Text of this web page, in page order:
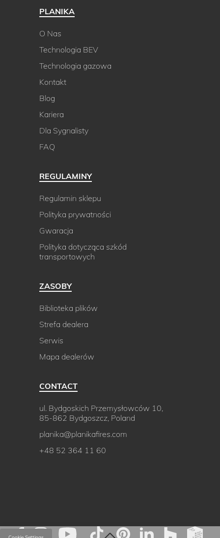
PLANIKA
O Nas
Technologia BEV
Technologia gazowa
Kontakt
Blog
Kariera
Dla Sygnalisty
FAQ
REGULAMINY
Regulamin sklepu
Polityka prywatności
Gwaracja
Polityka dotycząca szkód
transportowych
ZASOBY
Biblioteka plików
Strefa dealera
Serwis
Mapa dealerów
CONTACT
ul. Bydgoskich Przemysłowców 10,
85-862 Bydgoszcz, Poland
planika@planikafires.com
+48 52 364 11 60